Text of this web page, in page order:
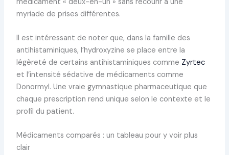
myriade de prises différentes.
Il est intéressant de noter que, dans la famille des
antihistaminiques, l’hydroxyzine se place entre la
légèreté de certains antihistaminiques comme Zyrtec
et l’intensité sédative de médicaments comme
Donormyl. Une vraie gymnastique pharmaceutique que
chaque prescription rend unique selon le contexte et le
profil du patient.
Médicaments comparés : un tableau pour y voir plus
clair